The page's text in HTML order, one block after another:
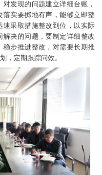
发现的问题建立详细台账，
落实要掷地有声，能够立即整
采取措施整改到位，以实际
决的问题，要制定详细整改
步推进整改，对需要长期推
，定期跟踪问效。